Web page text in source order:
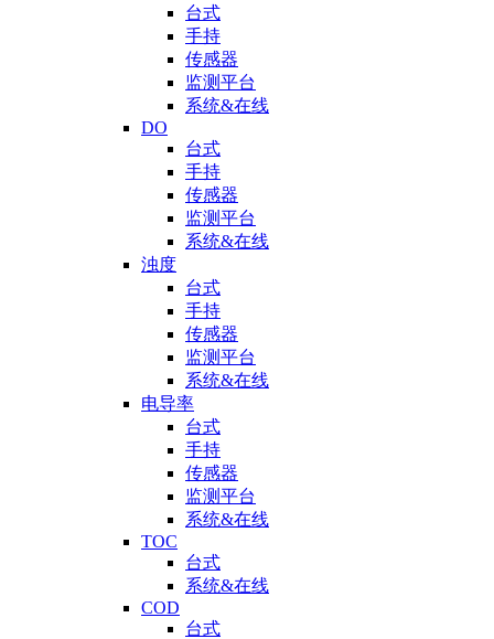
台式
手持
传感器
监测平台
系统&在线
DO
台式
手持
传感器
监测平台
系统&在线
浊度
台式
手持
传感器
监测平台
系统&在线
电导率
台式
手持
传感器
监测平台
系统&在线
TOC
台式
系统&在线
COD
台式